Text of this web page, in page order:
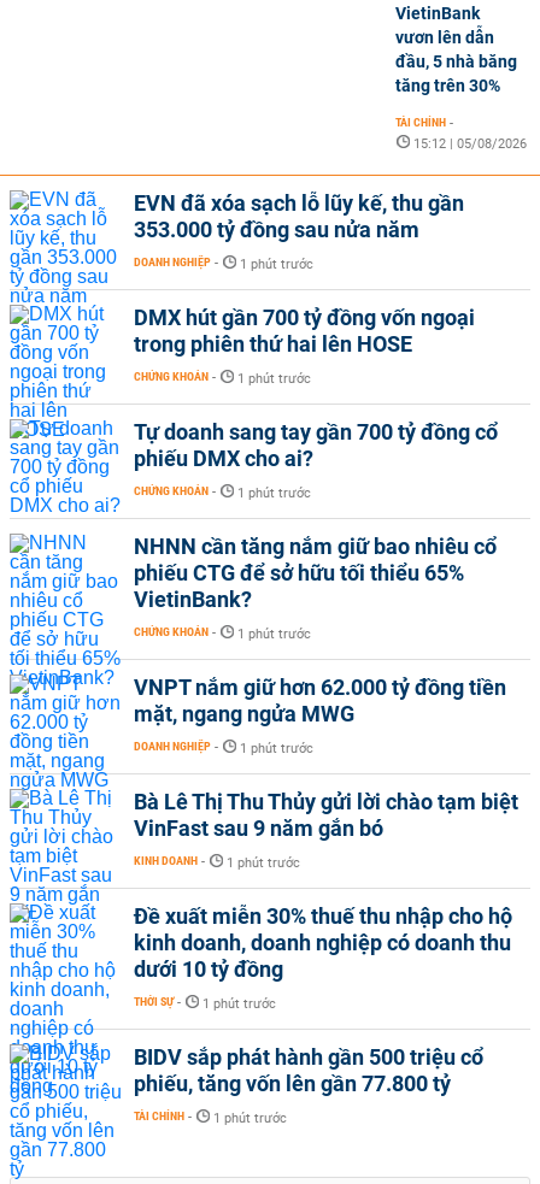
VietinBank
vươn lên dẫn
đầu, 5 nhà băng
tăng trên 30%
TÀI CHÍNH -
15:12 | 05/08/2026
EVN đã xóa sạch lỗ lũy kế, thu gần
353.000 tỷ đồng sau nửa năm
DOANH NGHIỆP - 1 phút trước
DMX hút gần 700 tỷ đồng vốn ngoại
trong phiên thứ hai lên HOSE
CHỨNG KHOÁN - 1 phút trước
Tự doanh sang tay gần 700 tỷ đồng cổ
phiếu DMX cho ai?
CHỨNG KHOÁN - 1 phút trước
NHNN cần tăng nắm giữ bao nhiêu cổ
phiếu CTG để sở hữu tối thiểu 65%
VietinBank?
CHỨNG KHOÁN - 1 phút trước
VNPT nắm giữ hơn 62.000 tỷ đồng tiền
mặt, ngang ngửa MWG
DOANH NGHIỆP - 1 phút trước
Bà Lê Thị Thu Thủy gửi lời chào tạm biệt
VinFast sau 9 năm gắn bó
KINH DOANH - 1 phút trước
Đề xuất miễn 30% thuế thu nhập cho hộ
kinh doanh, doanh nghiệp có doanh thu
dưới 10 tỷ đồng
THỜI SỰ - 1 phút trước
BIDV sắp phát hành gần 500 triệu cổ
phiếu, tăng vốn lên gần 77.800 tỷ
TÀI CHÍNH - 1 phút trước